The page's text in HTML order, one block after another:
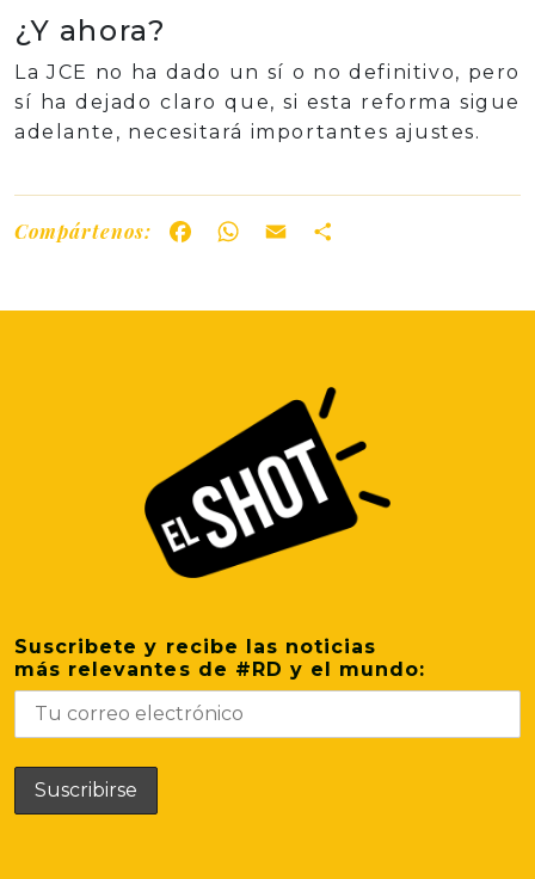
¿Y ahora?
La JCE no ha dado un sí o no definitivo, pero
sí ha dejado claro que, si esta reforma sigue
adelante, necesitará importantes ajustes.
Compártenos: FacebookWhatsApp
Email
Suscribete y recibe las noticias
más relevantes de #RD y el mundo: